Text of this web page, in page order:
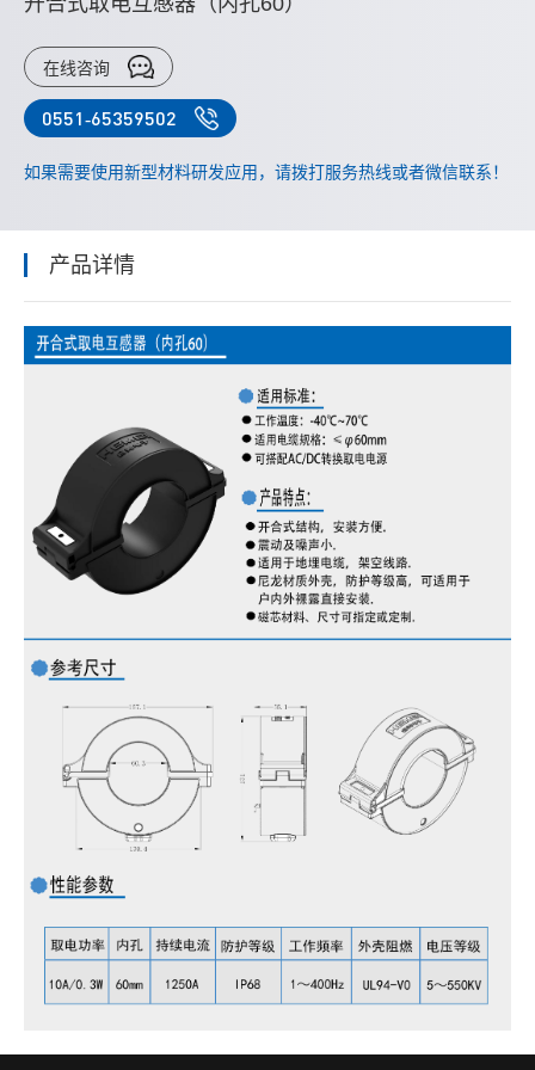
在线咨询
0551-65359502
如果需要使用新型材料研发应用，请拨打服务热线或者微信联系！
产品详情